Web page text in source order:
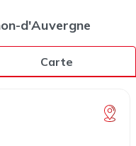
d'Auvergne
Carte